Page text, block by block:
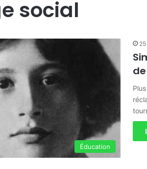
social
Éducation